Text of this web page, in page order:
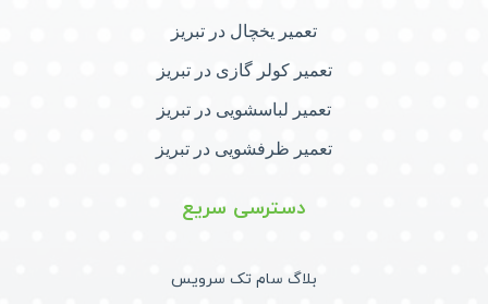
تعمیر یخچال در تبریز
تعمیر کولر گازی در تبریز
تعمیر لباسشویی در تبریز
تعمیر ظرفشویی در تبریز
دسترسی سریع
بلاگ سام تک سرویس